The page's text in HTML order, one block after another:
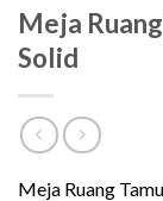
Meja
Solid
Meja Ruang